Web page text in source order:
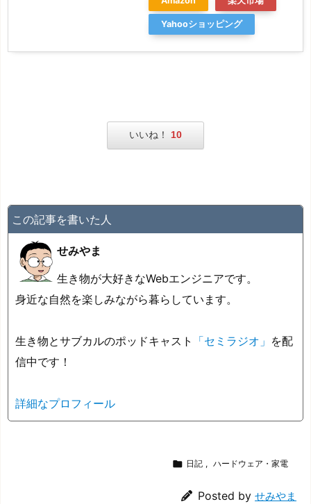
Yahooショッピング
いいね！ 10
この記事を書いた人
せみやま
生き物が大好きなWebエンジニアです。
身近な自然を楽しみながら暮らしています。
生き物とサブカルのポッドキャスト 「セミラジオ」 を配
信中です！
詳細なプロフィール
 日記 , ハードウェア・家電
Posted by せみやま